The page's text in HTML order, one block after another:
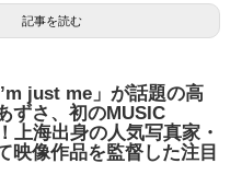
記事を読む
just me」が話題の高
ずさ、初のMUSIC
上海出身の人気写真家・
映像作品を監督した注目